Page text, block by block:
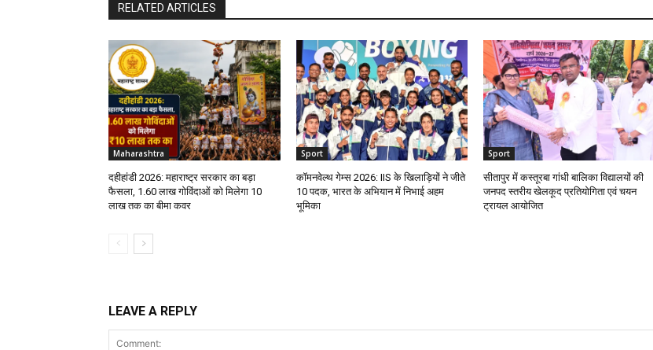
RELATED ARTICLES
Maharashtra
दहीहांडी 2026: महाराष्ट्र सरकार का बड़ा
फैसला, 1.60 लाख गोविंदाओं को मिलेगा ₹10
लाख तक का बीमा कवर
Sport
कॉमनवेल्थ गेम्स 2026: IIS के खिलाड़ियों ने जीते
10 पदक, भारत के अभियान में निभाई अहम
भूमिका
Sport
सीतापुर में कस्तूरबा गांधी बालिका विद्यालयों की
जनपद स्तरीय खेलकूद प्रतियोगिता एवं चयन
ट्रायल आयोजित
LEAVE A REPLY